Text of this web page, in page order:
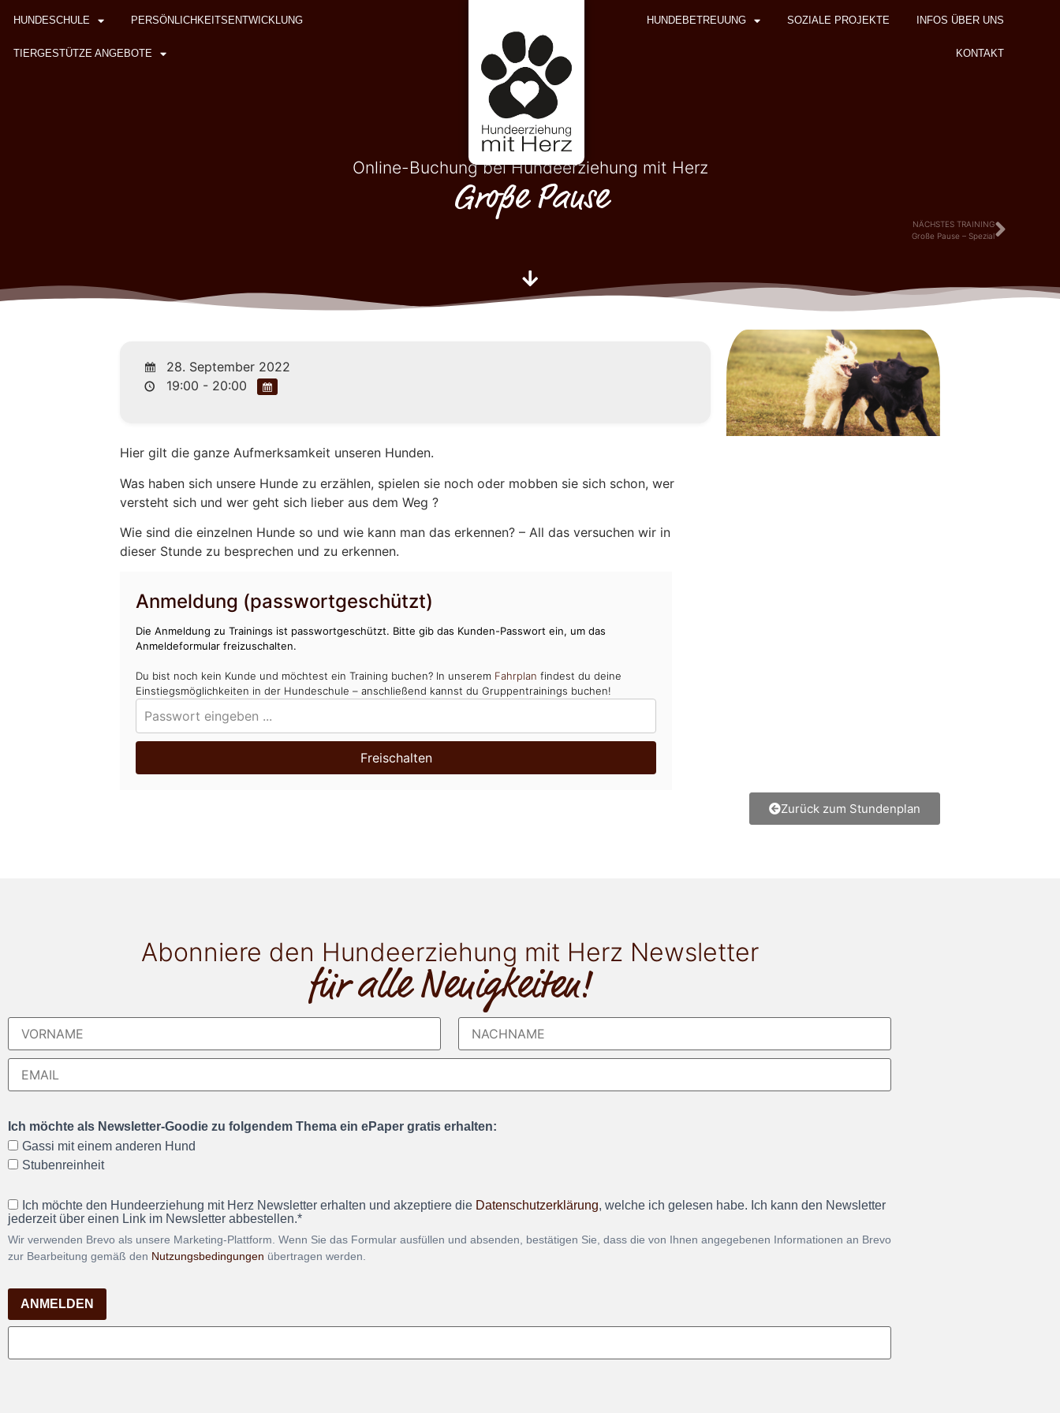
HUNDESCHULE PERSÖNLICHKEITSENTWICKLUNG
TIERGESTÜTZE ANGEBOTE
HUNDEBETREUUNG SOZIALE PROJEKTE INFOS ÜBER UNS
KONTAKT
Online-Buchung bei Hundeerziehung mit Herz
Große Pause
NÄCHSTES TRAINING
Große Pause – Spezial
28. September 2022
19:00 - 20:00
Hier gilt die ganze Aufmerksamkeit unseren Hunden.
Was haben sich unsere Hunde zu erzählen, spielen sie noch oder mobben sie sich schon, wer
versteht sich und wer geht sich lieber aus dem Weg ?
Wie sind die einzelnen Hunde so und wie kann man das erkennen? – All das versuchen wir in
dieser Stunde zu besprechen und zu erkennen.
Anmeldung (passwortgeschützt)
Die Anmeldung zu Trainings ist passwortgeschützt. Bitte gib das Kunden-Passwort ein, um das
Anmeldeformular freizuschalten.
Du bist noch kein Kunde und möchtest ein Training buchen? In unserem Fahrplan findest du deine
Einstiegsmöglichkeiten in der Hundeschule – anschließend kannst du Gruppentrainings buchen!
Freischalten
Zurück zum Stundenplan
Abonniere den Hundeerziehung mit Herz Newsletter
für alle Neuigkeiten!
Ich möchte als Newsletter-Goodie zu folgendem Thema ein ePaper gratis erhalten:
Gassi mit einem anderen Hund
Stubenreinheit
Ich möchte den Hundeerziehung mit Herz Newsletter erhalten und akzeptiere die Datenschutzerklärung, welche ich gelesen habe. Ich kann den Newsletter
jederzeit über einen Link im Newsletter abbestellen.*
Wir verwenden Brevo als unsere Marketing-Plattform. Wenn Sie das Formular ausfüllen und absenden, bestätigen Sie, dass die von Ihnen angegebenen Informationen an Brevo
zur Bearbeitung gemäß den Nutzungsbedingungen übertragen werden.
ANMELDEN